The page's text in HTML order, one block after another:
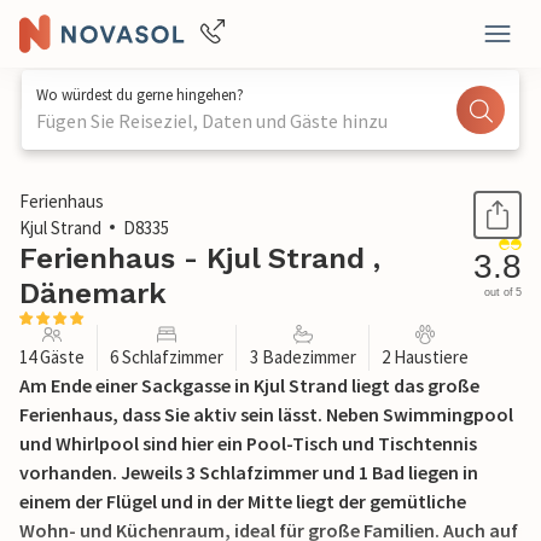
Wo würdest du gerne hingehen?
Fügen Sie Reiseziel, Daten und Gäste hinzu
1 / 35
Ferienhaus
Kjul Strand
D8335
Ferienhaus - Kjul Strand ,
Dänemark
3.8
out of 5
14 Gäste 6 Schlafzimmer 3 Badezimmer 2 Haustiere
Am Ende einer Sackgasse in Kjul Strand liegt das große
Ferienhaus, dass Sie aktiv sein lässt. Neben Swimmingpool
und Whirlpool sind hier ein Pool-Tisch und Tischtennis
vorhanden. Jeweils 3 Schlafzimmer und 1 Bad liegen in
einem der Flügel und in der Mitte liegt der gemütliche
Wohn- und Küchenraum, ideal für große Familien. Auch auf